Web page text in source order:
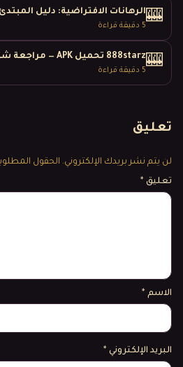
🎰الرهانات الافتراضية: دليل المبتدئ
5 دقيقة قراءة
🎰888starz تحميل APK — مراجعة شاملة للتطبيق 2026
5 دقيقة قراءة
تعليق
لن يتم نشر بريدك الإلكتروني. الحقول
تعليق *
الاسم *
البريد الإلكتروني *